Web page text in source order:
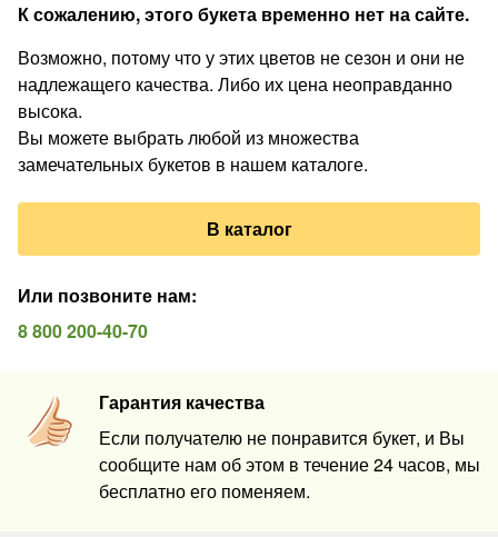
К сожалению, этого букета временно нет на сайте.
Возможно, потому что у этих цветов не сезон и они не
надлежащего качества. Либо их цена неоправданно
высока.
Вы можете выбрать любой из множества
замечательных букетов в нашем каталоге.
В каталог
Или позвоните нам:
8 800 200-40-70
Гарантия качества
Если получателю не понравится букет, и Вы
сообщите нам об этом в течение 24 часов, мы
бесплатно его поменяем.